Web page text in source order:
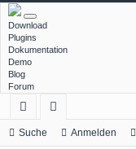
Download
Plugins
Dokumentation
Demo
Blog
Forum
ch
Suche Anmelden